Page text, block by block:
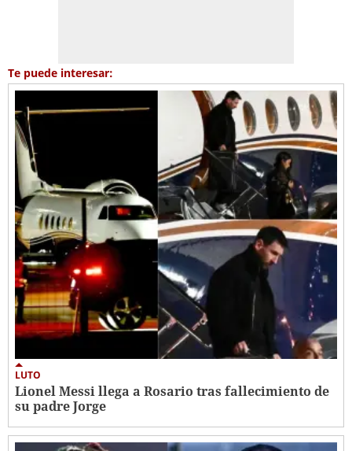
Te puede interesar:
LUTO
Lionel Messi llega a Rosario tras fallecimiento de
su padre Jorge